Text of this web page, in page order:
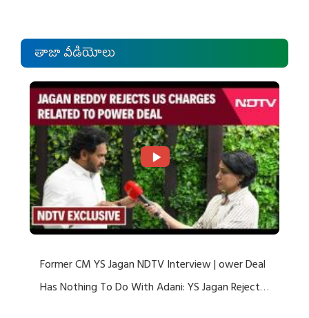
తాజా వీడియోలు
Former CM YS Jagan NDTV Interview | ower Deal
Has Nothing To Do With Adani: YS Jagan Rejects